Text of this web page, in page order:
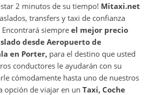
2 minutos de su tiempo! Mitaxi.net
transfers y taxi de confianza
Encontrará siempre el mejor precio
desde Aeropuerto de
en Porter, para el destino que usted
conductores le ayudarán con su
cómodamente hasta uno de nuestros
opción de viajar en un Taxi, Coche